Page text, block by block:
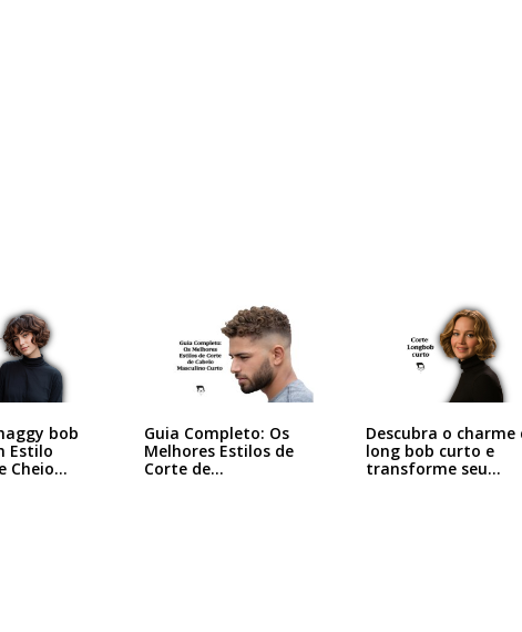
bob
Estilo
Cheio…
Guia Completo: Os
Melhores Estilos de
Corte de…
Descubra o charme
long bob curto e
transforme seu…